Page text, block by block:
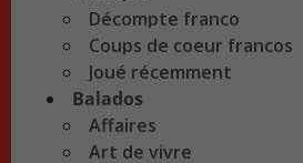
Décompte franco
Coups de coeur francos
Joué récemment
Balados
Affaires
Art de vivre